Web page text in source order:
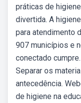
práticas de
divertida. A
para atendimento
907 municípios e
conectado
Separar os
antecedência.
de higiene na